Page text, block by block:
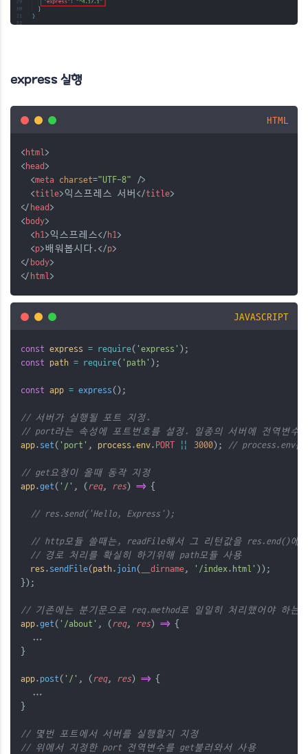
express 실행
HTML
<html>
<head>
  <
meta charset="UTF-8" />
  <
title>익스프레스 서버</title>
</ head>
<body>
  <
h1>익스프레스</ h1>
  <
p>배워봅시다.</p>
</ body>
</ html>
JAVASCRIPT
const express = require( 'express' );
const path = require( 'path' );
const app = express();
// 서버가 실행될 포트 지정.
// port라는 속성에 포트번호를 설정. 일종의 서버에 전역변수
app.set( 'port' , process .env. PORT || 3000); // process.env는
// get요청이 올때 동작 지정
app.get( '/' , ( req, res) => {
// res.send('Hello, Express');
// http모듈 쓸때는, readFile해서 그 리턴값을 res.end()에
// 경로 처리를 확실히 하기위해 path모듈 사용
res .sendFile( path. join( __dirname, '/index.html' ));
});
// 기존에는 분기문으로 req.method로 일일히 처리했어야 하는
app.get( '/about' , ( req, res) => {
  ...
}
app. post( '/' , ( req, res) => {
  ...
}
// 몇번 포트에서 서버를 실행할지 지정
// 위에서 지정한 port 전역변수를 get불러와서 사용